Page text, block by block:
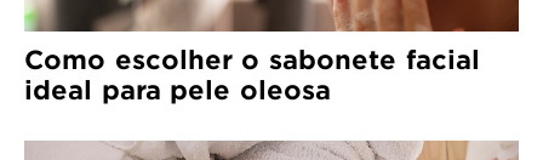
Como escolher o sabonete facial
ideal para pele oleosa